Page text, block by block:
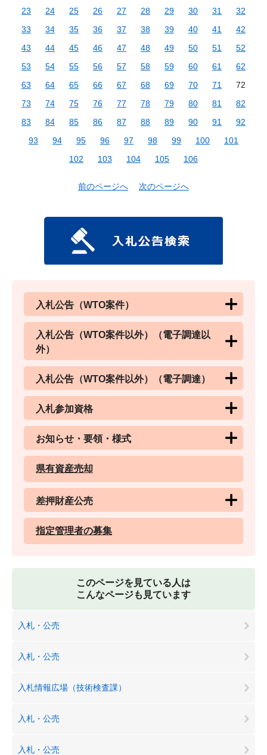
23
24 25 26 27 28 29 30 31
32
33
34 35 36 37 38 39 40 41
42
43
44 45 46 47 48 49 50 51
52
53
54 55 56 57 58 59 60 61
62
63
64 65 66 67 68 69 70 71
72
73
74 75 76 77 78 79 80 81
82
83
84 85 86 87 88 89 90 91
92
93
94 95 96 97 98 99 100
101
102
103 104 105 106
前のページへ 次のページへ
入札公告（WTO案件）
入札公告（WTO案件以外）（電子調達以
外）
入札公告（WTO案件以外）（電子調達）
入札参加資格
お知らせ・要領・様式
県有資産売却
差押財産公売
指定管理者の募集
このページを見ている人は
こんなページも見ています
入札・公売
入札・公売
入札情報広場（技術検査課）
入札・公売
入札・公売